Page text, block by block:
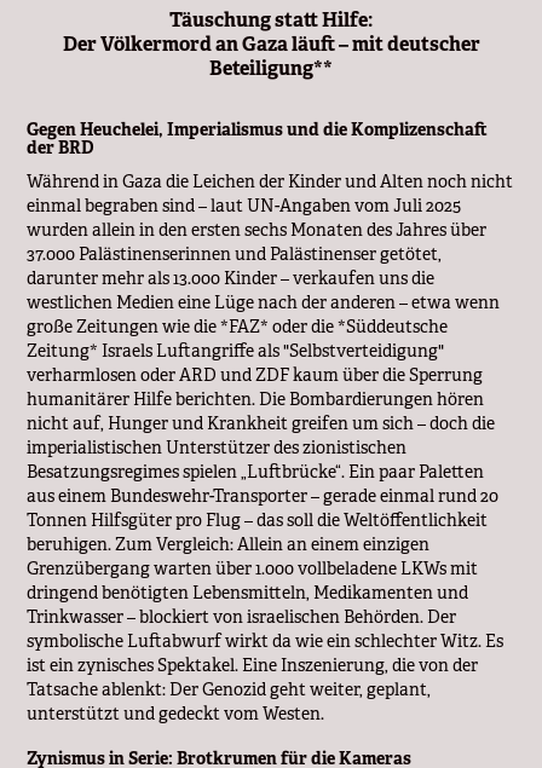
Täuschung statt Hilfe:
Der Völkermord an Gaza läuft – mit deutscher
Beteiligung**
Gegen Heuchelei, Imperialismus und die Komplizenschaft
der BRD
Während in Gaza die Leichen der Kinder und Alten noch nicht
einmal begraben sind – laut UN-Angaben vom Juli 2025
wurden allein in den ersten sechs Monaten des Jahres über
37.000 Palästinenserinnen und Palästinenser getötet,
darunter mehr als 13.000 Kinder – verkaufen uns die
westlichen Medien eine Lüge nach der anderen – etwa wenn
große Zeitungen wie die *FAZ* oder die *Süddeutsche
Zeitung* Israels Luftangriffe als "Selbstverteidigung"
verharmlosen oder ARD und ZDF kaum über die Sperrung
humanitärer Hilfe berichten. Die Bombardierungen hören
nicht auf, Hunger und Krankheit greifen um sich – doch die
imperialistischen Unterstützer des zionistischen
Besatzungsregimes spielen „Luftbrücke“. Ein paar Paletten
aus einem Bundeswehr-Transporter – gerade einmal rund 20
Tonnen Hilfsgüter pro Flug – das soll die Weltöffentlichkeit
beruhigen. Zum Vergleich: Allein an einem einzigen
Grenzübergang warten über 1.000 vollbeladene LKWs mit
dringend benötigten Lebensmitteln, Medikamenten und
Trinkwasser – blockiert von israelischen Behörden. Der
symbolische Luftabwurf wirkt da wie ein schlechter Witz. Es
ist ein zynisches Spektakel. Eine Inszenierung, die von der
Tatsache ablenkt: Der Genozid geht weiter, geplant,
unterstützt und gedeckt vom Westen.
Zynismus in Serie: Brotkrumen für die Kameras